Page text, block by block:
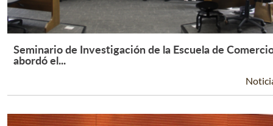
Leer Más +
Seminario de Investigación de la Escuela de
abordó el...